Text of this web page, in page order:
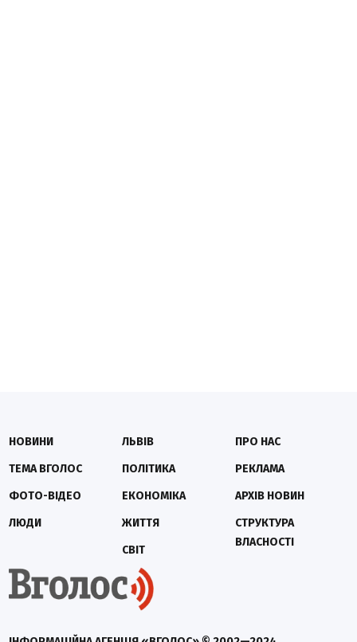
НОВИНИ
ТЕМА ВГОЛОС
ФОТО-ВІДЕО
ЛЮДИ
ЛЬВІВ
ПОЛІТИКА
ЕКОНОМІКА
ЖИТТЯ
СВІТ
ПРО НАС
РЕКЛАМА
АРХІВ НОВИН
СТРУКТУРА
ВЛАСНОСТІ